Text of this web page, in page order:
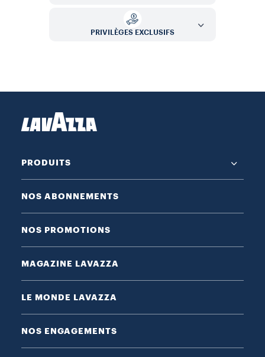
PRIVILÈGES EXCLUSIFS
PRODUITS
NOS ABONNEMENTS
NOS PROMOTIONS
MAGAZINE LAVAZZA
LE MONDE LAVAZZA
NOS ENGAGEMENTS